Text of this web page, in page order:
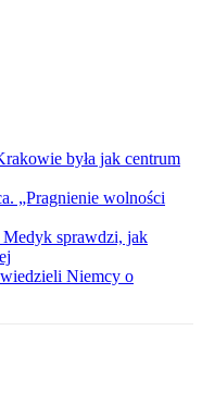
była jak centrum
„Pragnienie wolności
Medyk sprawdzi, jak
Niemcy o